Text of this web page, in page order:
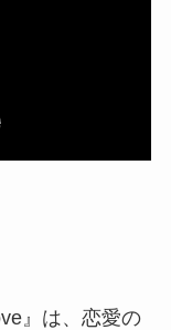
』は、恋愛の